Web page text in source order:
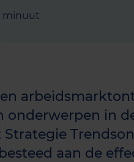
minuut
onderwerpen in
aan de